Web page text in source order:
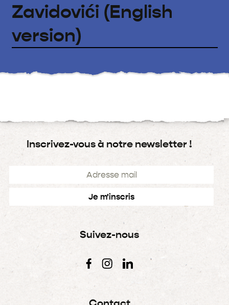
Zavidovići (English
version)
Inscrivez-vous à notre newsletter !
Suivez-nous